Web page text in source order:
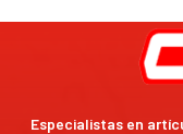
Especialistas en